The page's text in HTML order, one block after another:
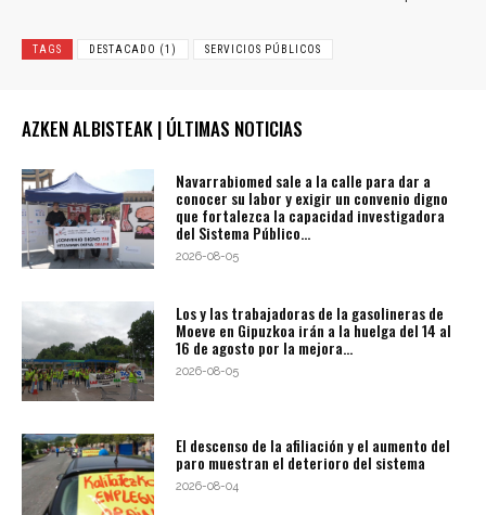
TAGS DESTACADO (1) SERVICIOS PÚBLICOS
AZKEN ALBISTEAK | ÚLTIMAS NOTICIAS
Navarrabiomed sale a la calle para dar a
conocer su labor y exigir un convenio digno
que fortalezca la capacidad investigadora
del Sistema Público...
2026-08-05
Los y las trabajadoras de la gasolineras de
Moeve en Gipuzkoa irán a la huelga del 14 al
16 de agosto por la mejora...
2026-08-05
El descenso de la afiliación y el aumento del
paro muestran el deterioro del sistema
2026-08-04